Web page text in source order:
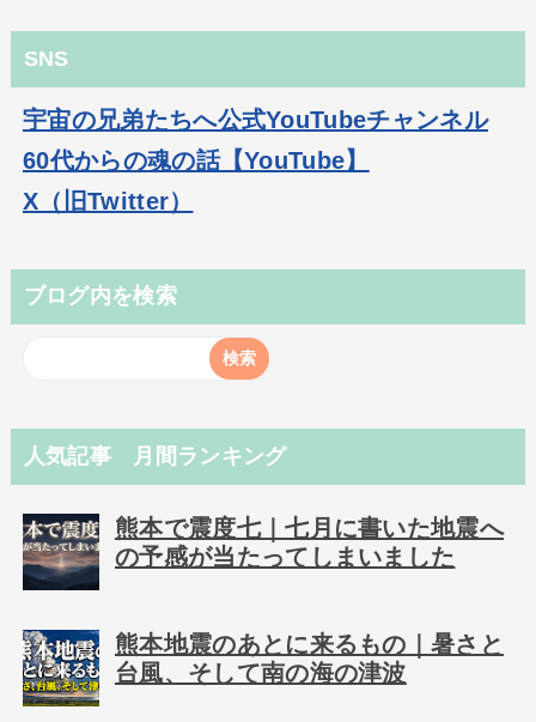
SNS
宇宙の兄弟たちへ公式YouTubeチャンネル
60代からの魂の話【YouTube】
X（旧Twitter）
ブログ内を検索
人気記事 月間ランキング
熊本で震度七｜七月に書いた地震へ
の予感が当たってしまいました
熊本地震のあとに来るもの｜暑さと
台風、そして南の海の津波